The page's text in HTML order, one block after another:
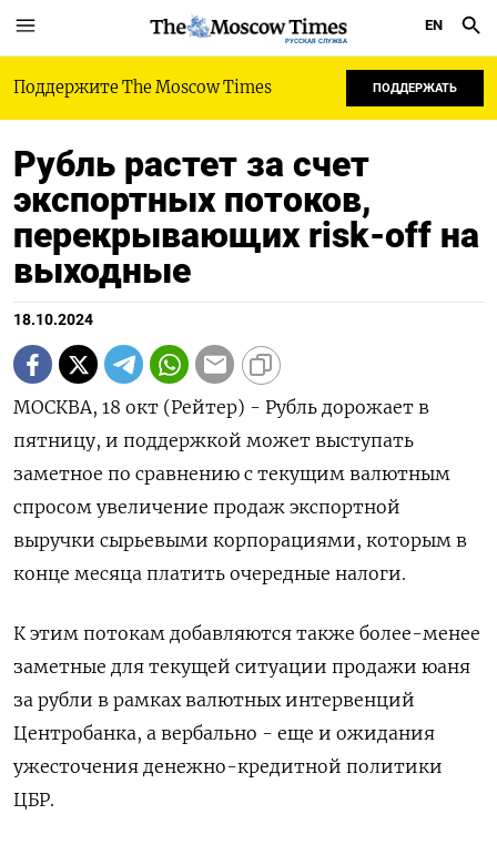
РУССКАЯ СЛУЖБА
EN
Поддержите The Moscow Times ПОДДЕРЖАТЬ
Рубль растет за счет
экспортных потоков,
перекрывающих risk-off на
выходные
18.10.2024
МОСКВА, 18 окт (Рейтер) - Рубль дорожает в
пятницу, и поддержкой может выступать
заметное по сравнению с текущим валютным
спросом увеличение продаж экспортной
выручки сырьевыми корпорациями, которым в
конце месяца платить очередные налоги.
К этим потокам добавляются также более-менее
заметные для текущей ситуации продажи юаня
за рубли в рамках валютных интервенций
Центробанка, а вербально - еще и ожидания
ужесточения денежно-кредитной политики
ЦБР.